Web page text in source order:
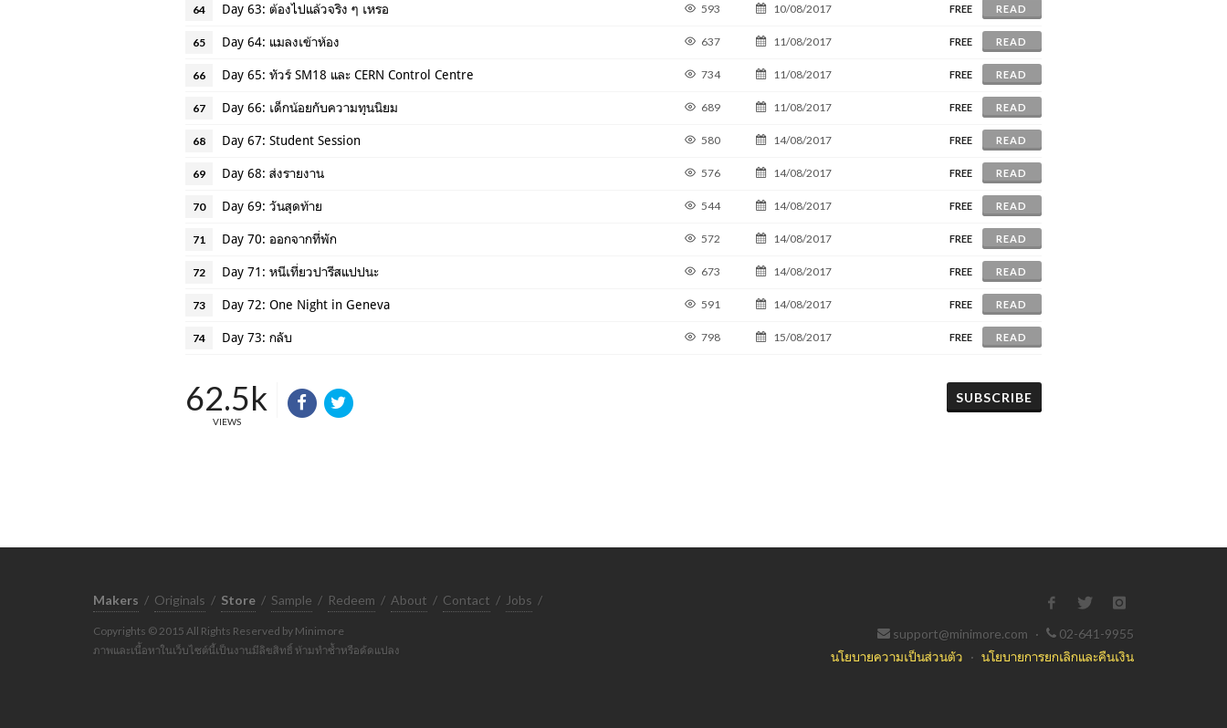
64 Day 63: ต้องไปแล้วจริง ๆ เหรอ 593 10/08/2017 FREE READ
65 Day 64: แมลงเข้าห้อง 637 11/08/2017 FREE READ
66 Day 65: ทัวร์ SM18 และ CERN Control Centre 734 11/08/2017 FREE READ
67 Day 66: เด็กน้อยกับความทุนนิยม 689 11/08/2017 FREE READ
68 Day 67: Student Session 580 14/08/2017 FREE READ
69 Day 68: ส่งรายงาน 576 14/08/2017 FREE READ
70 Day 69: วันสุดท้าย 544 14/08/2017 FREE READ
71 Day 70: ออกจากที่พัก 572 14/08/2017 FREE READ
72 Day 71: หนีเที่ยวปารีสแปปนะ 673 14/08/2017 FREE READ
73 Day 72: One Night in Geneva 591 14/08/2017 FREE READ
74 Day 73: กลับ 798 15/08/2017 FREE READ
62.5k
VIEWS
SUBSCRIBE
Makers / Originals / Store / Sample / Redeem / About / Contact / Jobs /
Copyrights © 2015 All Rights Reserved by Minimore
ภาพและเนื้อหาในเว็บไซต์นี้เป็นงานมีลิขสิทธิ์ ห้ามทำซ้ำหรือดัดแปลง
support@minimore.com ·
02-641-9955
นโยบายความเป็นส่วนตัว · นโยบายการยกเลิกและคืนเงิน